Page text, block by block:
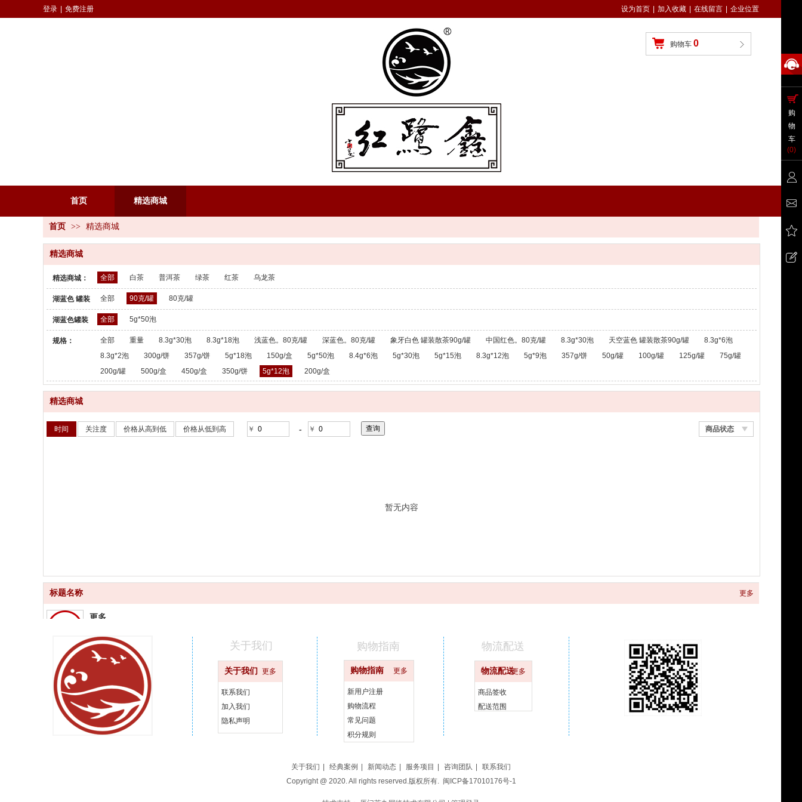
购物车 0
登录 免费注册 设为首页 加入收藏 在线留言 企业位置
首页 精选商城
首页 >> 精选商城
精选商城
精选商城： 全部 白茶 普洱茶 绿茶 红茶 乌龙茶
湖蓝色 罐装
散茶：
全部 90克/罐 80克/罐
湖蓝色罐装
散茶：
全部 5g*50泡
规格： 全部 重量 8.3g*30泡 8.3g*18泡 浅蓝色。80克/罐 深蓝色。80克/罐 象牙白色 罐装散茶90g/罐 中国红色。80克/罐 8.3g*30泡 天空蓝色 罐装散茶90g/罐
8.3g*6泡
8.3g*2泡
300g/饼 357g/饼 5g*18泡 150g/盒 5g*50泡 8.4g*6泡 5g*30泡 5g*15泡 8.3g*12泡 5g*9泡 357g/饼 50g/罐 100g/罐 125g/罐
75g/罐
200g/罐
500g/盒 450g/盒 350g/饼 5g*12泡 200g/盒
精选商城
商品状态
时间 关注度 价格从高到低 价格从低到高 ￥ - ￥
暂无内容
标题名称 更多
更多
更快
更好
汇聚品牌
关于我们 更多
联系我们
加入我们
隐私声明
购物指南 更多
新用户注册
购物流程
常见问题
积分规则
物流配送更多
商品签收
配送范围
关于我们 购物指南 物流配送
关于我们 经典案例 新闻动态 服务项目 咨询团队
联系我们
Copyright @ 2020. All rights reserved.版权所有. 闽ICP备17010176号-1
购
物
车
(0)